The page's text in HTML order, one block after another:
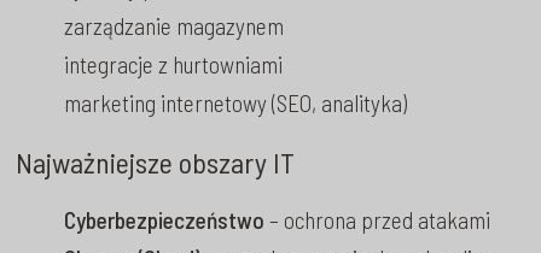
zarządzanie magazynem
integracje z hurtowniami
marketing internetowy (SEO, analityka)
Najważniejsze obszary IT
Cyberbezpieczeństwo – ochrona przed atakami